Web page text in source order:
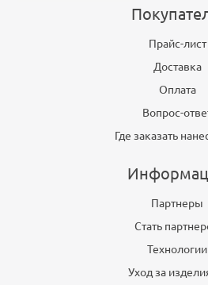
Прайс-лист
Доставка
Оплата
Вопрос-
Где заказать
Партнеры
Стать
Технологии
Уход за